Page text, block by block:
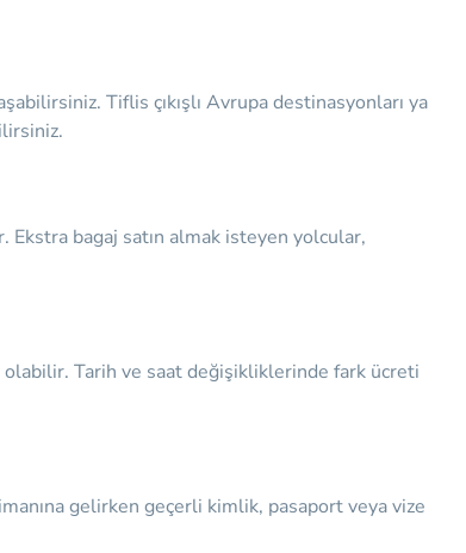
Tiflis çıkışlı Avrupa destinasyonları ya
Ekstra bagaj satın almak isteyen yolcular,
Tarih ve saat değişikliklerinde fark ücreti
gelirken geçerli kimlik, pasaport veya vize